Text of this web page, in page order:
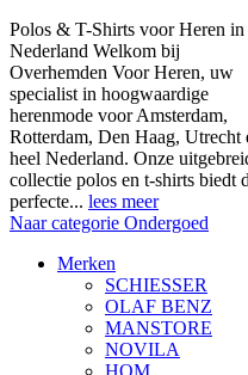
Polos & T-Shirts voor Heren in
Nederland Welkom bij
Overhemden Voor Heren, uw
specialist in hoogwaardige
herenmode voor Amsterdam,
Rotterdam, Den Haag, Utrecht
heel Nederland. Onze
collectie polos en t-shirts biedt
perfecte... lees meer
Naar categorie Ondergoed
Merken
SCHIESSER
OLAF BENZ
MANSTORE
NOVILA
HOM